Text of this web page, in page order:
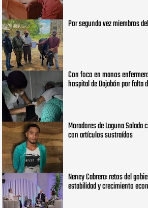
Por segunda vez miembros
Con foco en manos
hospital de Dajabón por falta
Moradores de Laguna
con artículos sustraídos
Neney Cabrera: retos del
estabilidad y crecimiento